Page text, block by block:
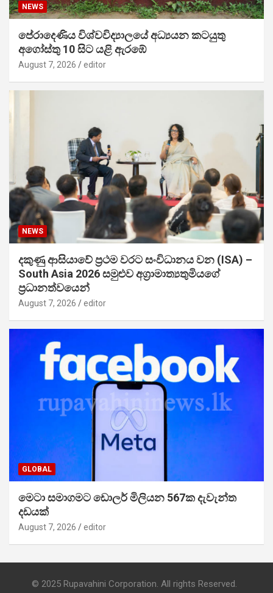
NEWS
පේරාදෙණිය විශ්වවිද්‍යාලයේ අධ්‍යයන කටයුතු
අගෝස්තු 10 සිට යළි ඇරඹේ
August 7, 2026 editor
NEWS
දකුණු ආසියාවේ ප්‍රථම වරට සංවිධානය වන (ISA) –
South Asia 2026 සමුළුව අග්‍රාමාත්‍යතුමියගේ
ප්‍රධානත්වයෙන්
August 7, 2026 editor
GLOBAL
මෙටා සමාගමට ඩොලර් මිලියන 567ක දැවැන්ත
දඩයක්
August 7, 2026 editor
© 2025 Rupavahini Corporation. All rights Reserved.